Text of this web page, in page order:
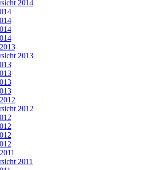
2014
2013
2012
2011